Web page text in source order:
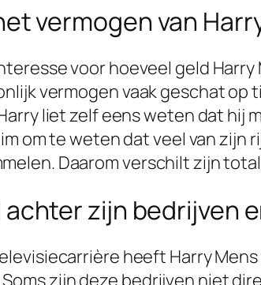
vermogen van
voor hoeveel geld
vermogen vaak geschat op
liet zelf eens weten dat hij
om te weten dat veel van
Daarom verschilt zijn
achter zijn bedrijven
heeft Harry